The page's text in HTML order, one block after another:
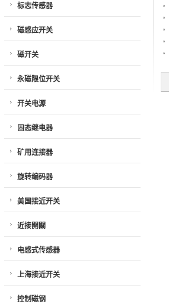
标志传感器
磁感应开关
磁开关
永磁限位开关
开关电源
固态继电器
矿用连接器
旋转编码器
美国接近开关
近接開關
电感式传感器
上海接近开关
控制磁钢